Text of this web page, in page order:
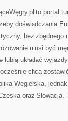
to portal
doświadczania
bez zbędnego
musi być
lubią układać
chcą
Węgierska,
oraz Słowacja.